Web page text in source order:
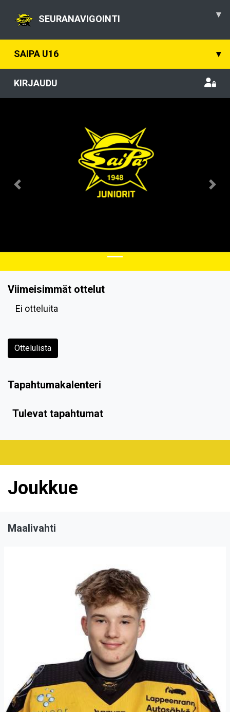
SEURANAVIGOINTI ▾
SAIPA U16 ▾
KIRJAUDU
Previous
Viimeisimmät ottelut
Ei otteluita
Ottelulista
Tapahtumakalenteri
Tulevat tapahtumat
Joukkue
Maalivahti